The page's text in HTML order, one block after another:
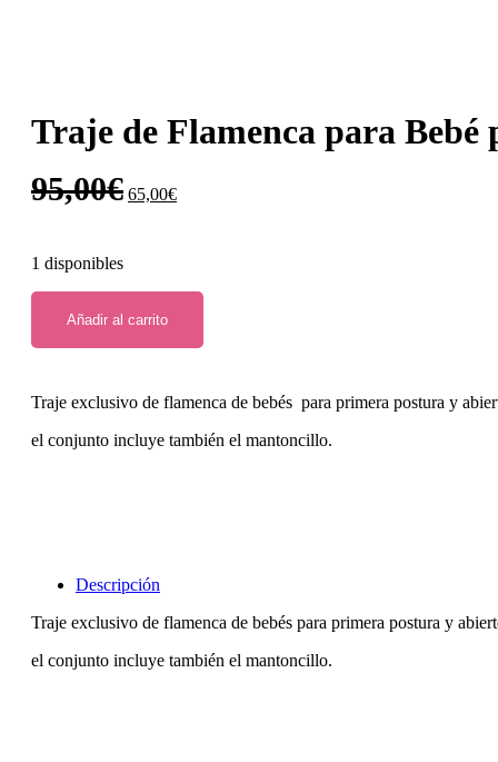
Traje de Flamenca para
95,00€El
era:
95,00€.
65,00€El
es:
65,00€.
1 disponibles
Añadir al carrito
Traje exclusivo de flamenca de bebés para primera postura y
el conjunto incluye también el mantoncillo.
Descripción
Traje exclusivo de flamenca de bebés para primera postura y
el conjunto incluye también el mantoncillo.